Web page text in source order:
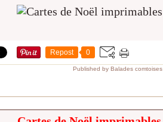
Repost 0
Published by Balades comtoises